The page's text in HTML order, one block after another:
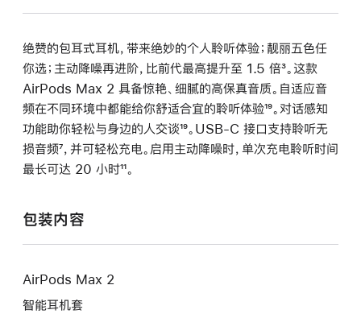
绝赞的包耳式耳机，带来绝妙的个人聆听体验；靓丽五色任
你选；主动降噪再进阶，比前代最高提升至 1.5 倍脚
注
³。这款
AirPods Max 2 具备惊艳、细腻的高保真音质。自适应音
频在不同环境中都能给你舒适合宜的聆听体验脚
注
¹⁹。对话感知
功能助你轻松与身边的人交谈脚
注
¹⁹。USB-C 接口支持聆听无
损音频脚
注
⁷，并可轻松充电。启用主动降噪时，单次充电聆听时间
最长可达 20 小时脚
¹¹。
包装内容
AirPods Max 2
智能耳机套